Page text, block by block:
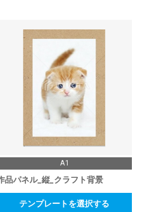
A1
品パネル_縦_クラフト背景
テンプレートを選択する